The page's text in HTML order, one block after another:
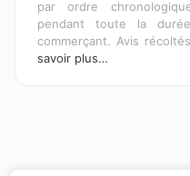
par ordre
pendant toute la
commerçant. Avis
savoir plus…